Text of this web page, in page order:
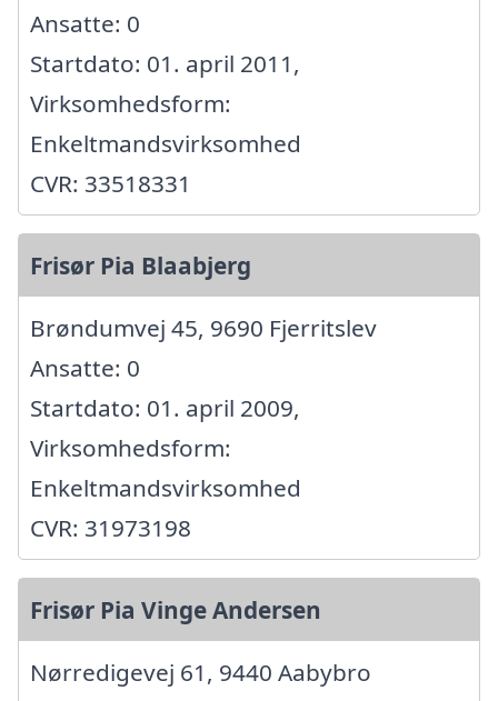
Ansatte: 0
Startdato: 01. april 2011,
Virksomhedsform:
Enkeltmandsvirksomhed
CVR: 33518331
Frisør Pia Blaabjerg
Brøndumvej 45, 9690 Fjerritslev
Ansatte: 0
Startdato: 01. april 2009,
Virksomhedsform:
Enkeltmandsvirksomhed
CVR: 31973198
Frisør Pia Vinge Andersen
Nørredigevej 61, 9440 Aabybro